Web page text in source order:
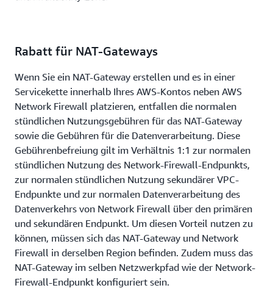
Rabatt für NAT-Gateways
Wenn Sie ein NAT-Gateway erstellen und es in einer
Servicekette innerhalb Ihres AWS-Kontos neben AWS
Network Firewall platzieren, entfallen die normalen
stündlichen Nutzungsgebühren für das NAT-Gateway
sowie die Gebühren für die Datenverarbeitung. Diese
Gebührenbefreiung gilt im Verhältnis 1:1 zur normalen
stündlichen Nutzung des Network-Firewall-Endpunkts,
zur normalen stündlichen Nutzung sekundärer VPC-
Endpunkte und zur normalen Datenverarbeitung des
Datenverkehrs von Network Firewall über den primären
und sekundären Endpunkt. Um diesen Vorteil nutzen zu
können, müssen sich das NAT-Gateway und Network
Firewall in derselben Region befinden. Zudem muss das
NAT-Gateway im selben Netzwerkpfad wie der Network-
Firewall-Endpunkt konfiguriert sein.